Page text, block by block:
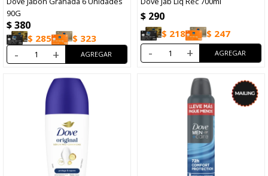
90G
$380
$ 285 $ 323
- +
$ 290
$ 218 $ 247
- +